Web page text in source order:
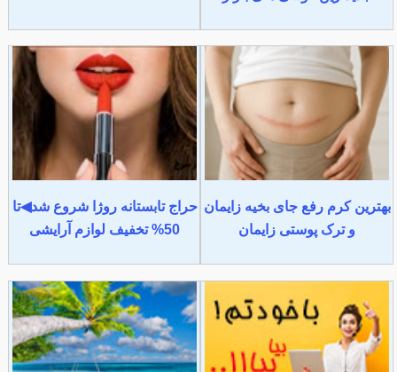
بهترین کرم رفع جای بخیه زایمان
و ترک پوستی زایمان
حراج تابستانه روژا شروع شد◀تا
50% تخفیف لوازم آرایشی